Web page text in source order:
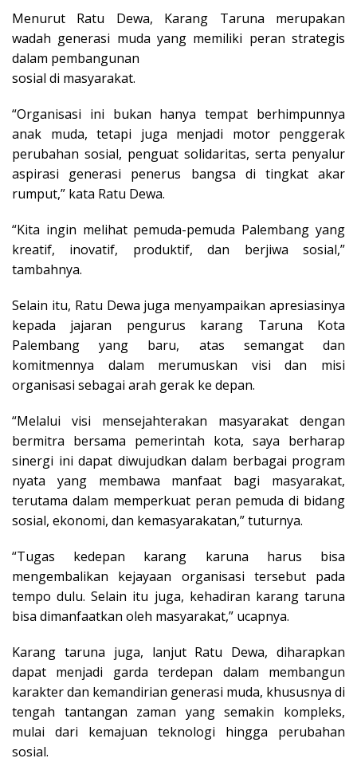
Menurut Ratu Dewa, Karang Taruna merupakan
wadah generasi muda yang memiliki peran strategis
dalam pembangunan
sosial di masyarakat.
“Organisasi ini bukan hanya tempat berhimpunnya
anak muda, tetapi juga menjadi motor penggerak
perubahan sosial, penguat solidaritas, serta penyalur
aspirasi generasi penerus bangsa di tingkat akar
rumput,” kata Ratu Dewa.
“Kita ingin melihat pemuda-pemuda Palembang yang
kreatif, inovatif, produktif, dan berjiwa sosial,”
tambahnya.
Selain itu, Ratu Dewa juga menyampaikan apresiasinya
kepada jajaran pengurus karang Taruna Kota
Palembang yang baru, atas semangat dan
komitmennya dalam merumuskan visi dan misi
organisasi sebagai arah gerak ke depan.
“Melalui visi mensejahterakan masyarakat dengan
bermitra bersama pemerintah kota, saya berharap
sinergi ini dapat diwujudkan dalam berbagai program
nyata yang membawa manfaat bagi masyarakat,
terutama dalam memperkuat peran pemuda di bidang
sosial, ekonomi, dan kemasyarakatan,” tuturnya.
“Tugas kedepan karang karuna harus bisa
mengembalikan kejayaan organisasi tersebut pada
tempo dulu. Selain itu juga, kehadiran karang taruna
bisa dimanfaatkan oleh masyarakat,” ucapnya.
Karang taruna juga, lanjut Ratu Dewa, diharapkan
dapat menjadi garda terdepan dalam membangun
karakter dan kemandirian generasi muda, khususnya di
tengah tantangan zaman yang semakin kompleks,
mulai dari kemajuan teknologi hingga perubahan
sosial.